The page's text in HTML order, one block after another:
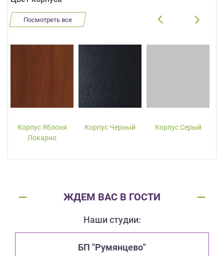
Посмотреть все
Корпус Яблоня
Локарно
Корпус Черный Корпус Серый
ЖДЕМ ВАС В ГОСТИ
Наши студии:
БП "Румянцево"